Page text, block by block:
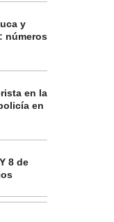
y
números
en la
en
8 de